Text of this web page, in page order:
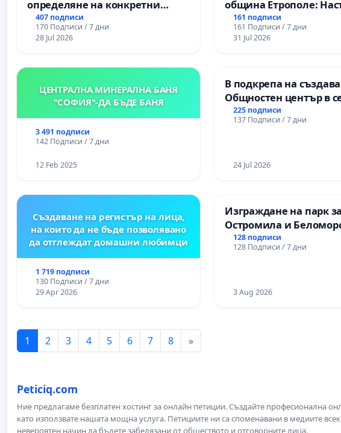
определяне на конкретни
срокове и извършване на
цялостна рехабилитация на
републиканския път между
Момин проход
407 подписи
170 Подписи / 7 дни
28 Jul 2026
община Етрополе:
за ясни гаранции от
МЕД” АД и от
се изпълнят всички
161 подписи
161 Подписи / 7 дни
31 Jul 2026
ЦЕНТРАЛНА МИНЕРАЛНА БАНЯ
"СОФИЯ"-ДА БЪДЕ БАНЯ
3 491 подписи
142 Подписи / 7 дни
12 Feb 2025
В подкрепа на
Общностен център в
Църква
225 подписи
137 Подписи / 7 дни
24 Jul 2026
Създаване на регистър на лица,
на които да не бъде позволявано
да отглеждат домашни любимци
1 719 подписи
130 Подписи / 7 дни
29 Apr 2026
Изграждане на парк за
Остромила и
128 подписи
128 Подписи / 7 дни
3 Aug 2026
1 2 3 4 5 6 7 8 »
Peticiq.com
Ние предлагаме безплатен хостинг за онлайн петиции. Създайте професионална
като използвате нашата мощна услуга. Петициите ни са споменавани в медиите
невероятен начин да бъдете забелязани от обществото и отговорните лица.